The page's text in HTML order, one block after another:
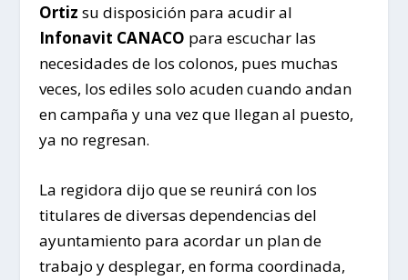
Ortiz su disposición para acudir al
Infonavit CANACO para escuchar las
necesidades de los colonos, pues muchas
veces, los ediles solo acuden cuando andan
en campaña y una vez que llegan al puesto,
ya no regresan.
La regidora dijo que se reunirá con los
titulares de diversas dependencias del
ayuntamiento para acordar un plan de
trabajo y desplegar, en forma coordinada,